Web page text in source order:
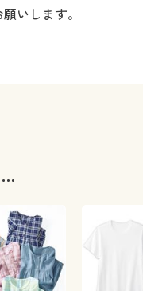
いします。
…